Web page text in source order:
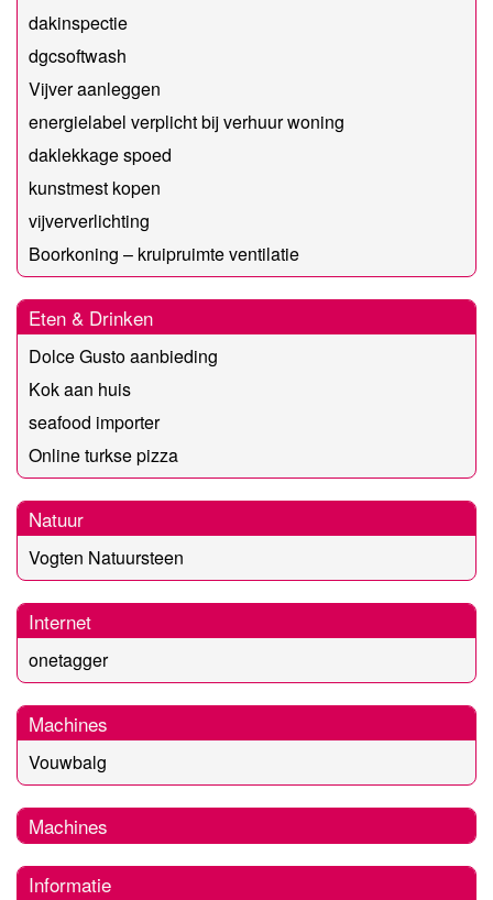
dakinspectie
dgcsoftwash
Vijver aanleggen
energielabel verplicht bij verhuur woning
daklekkage spoed
kunstmest kopen
vijververlichting
Boorkoning – kruipruimte ventilatie
Eten & Drinken
Dolce Gusto aanbieding
Kok aan huis
seafood importer
Online turkse pizza
Natuur
Vogten Natuursteen
Internet
onetagger
Machines
Vouwbalg
Machines
Informatie